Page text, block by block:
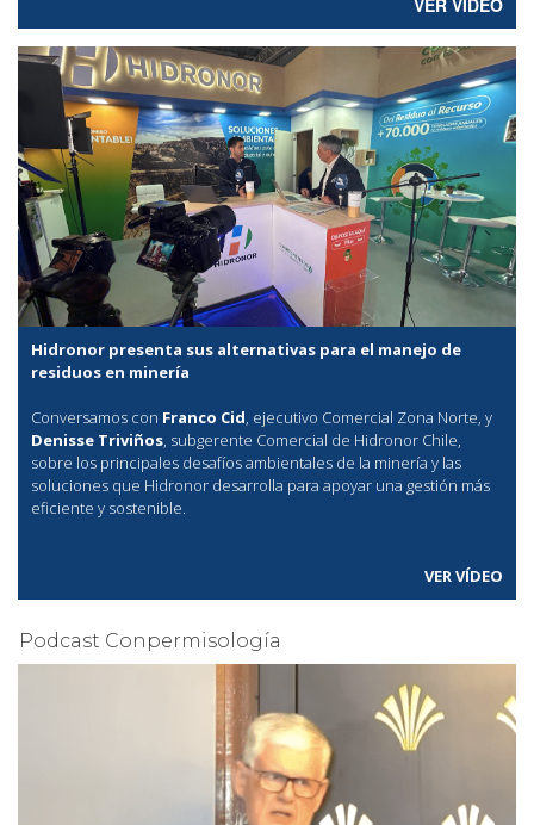
VER VÍDEO
Hidronor presenta sus alternativas para el manejo de
residuos en minería
Conversamos con Franco Cid, ejecutivo Comercial Zona Norte, y
Denisse Triviños, subgerente Comercial de Hidronor Chile,
sobre los principales desafíos ambientales de la minería y las
soluciones que Hidronor desarrolla para apoyar una gestión más
eficiente y sostenible.
VER VÍDEO
Podcast Conpermisología